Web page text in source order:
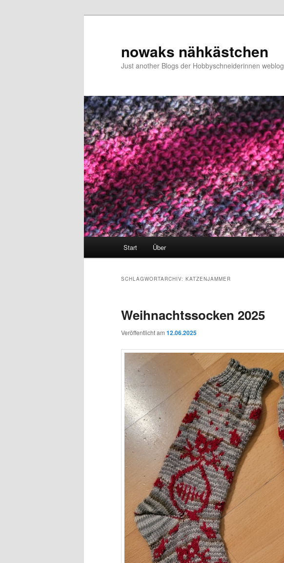
nowaks nähkästchen
Just another Blogs der Hobbyschneiderinnen weblog
Start Über
SCHLAGWORTARCHIV: KATZENJAMMER
Weihnachtssocken 2025
Veröffentlicht am 12.06.2025